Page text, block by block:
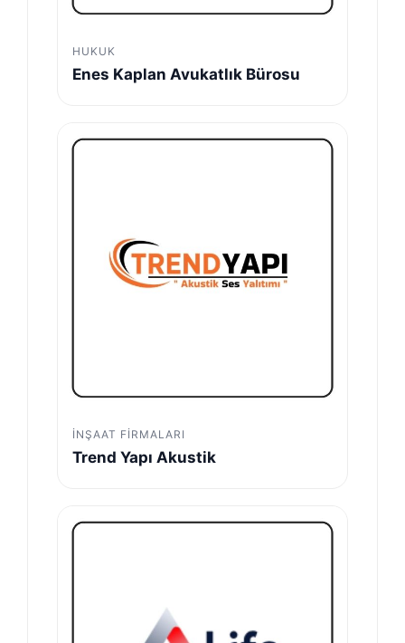
HUKUK
Enes Kaplan Avukatlık Bürosu
İNŞAAT FIRMALARI
Trend Yapı Akustik